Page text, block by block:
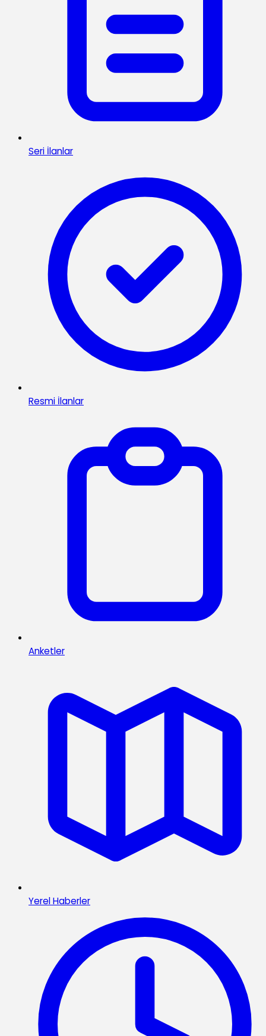
Seri İlanlar
Resmi İlanlar
Anketler
Yerel Haberler